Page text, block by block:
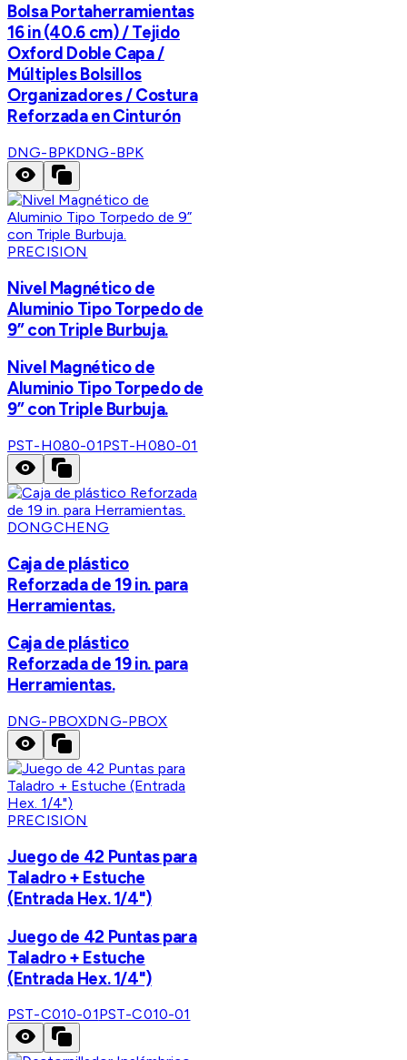
Bolsa Portaherramientas
16 in (40.6 cm) / Tejido
Oxford Doble Capa /
Múltiples Bolsillos
Organizadores / Costura
Reforzada en Cinturón
DNG-BPKDNG-BPK
PRECISION
Nivel Magnético de
Aluminio Tipo Torpedo de
9” con Triple Burbuja.
Nivel Magnético de
Aluminio Tipo Torpedo de
9” con Triple Burbuja.
PST-H080-01PST-H080-01
DONGCHENG
Caja de plástico
Reforzada de 19 in. para
Herramientas.
Caja de plástico
Reforzada de 19 in. para
Herramientas.
DNG-PBOXDNG-PBOX
PRECISION
Juego de 42 Puntas para
Taladro + Estuche
(Entrada Hex. 1/4")
Juego de 42 Puntas para
Taladro + Estuche
(Entrada Hex. 1/4")
PST-C010-01PST-C010-01